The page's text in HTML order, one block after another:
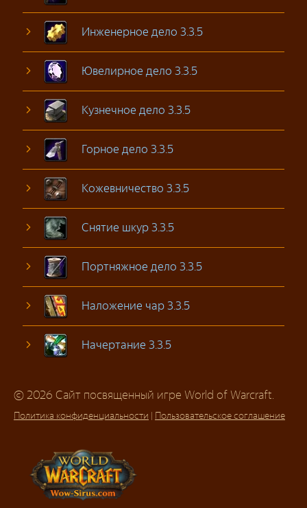
Инженерное дело 3.3.5
Ювелирное дело 3.3.5
Кузнечное дело 3.3.5
Горное дело 3.3.5
Кожевничество 3.3.5
Снятие шкур 3.3.5
Портняжное дело 3.3.5
Наложение чар 3.3.5
Начертание 3.3.5
© 2026 Сайт посвященный игре World of Warcraft.
Политика конфиденциальности | Пользовательское соглашение